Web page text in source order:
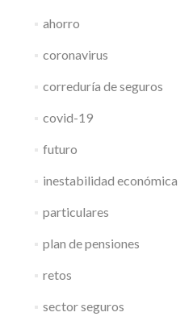
ahorro
coronavirus
correduría de seguros
covid-19
futuro
inestabilidad económica
particulares
plan de pensiones
retos
sector seguros